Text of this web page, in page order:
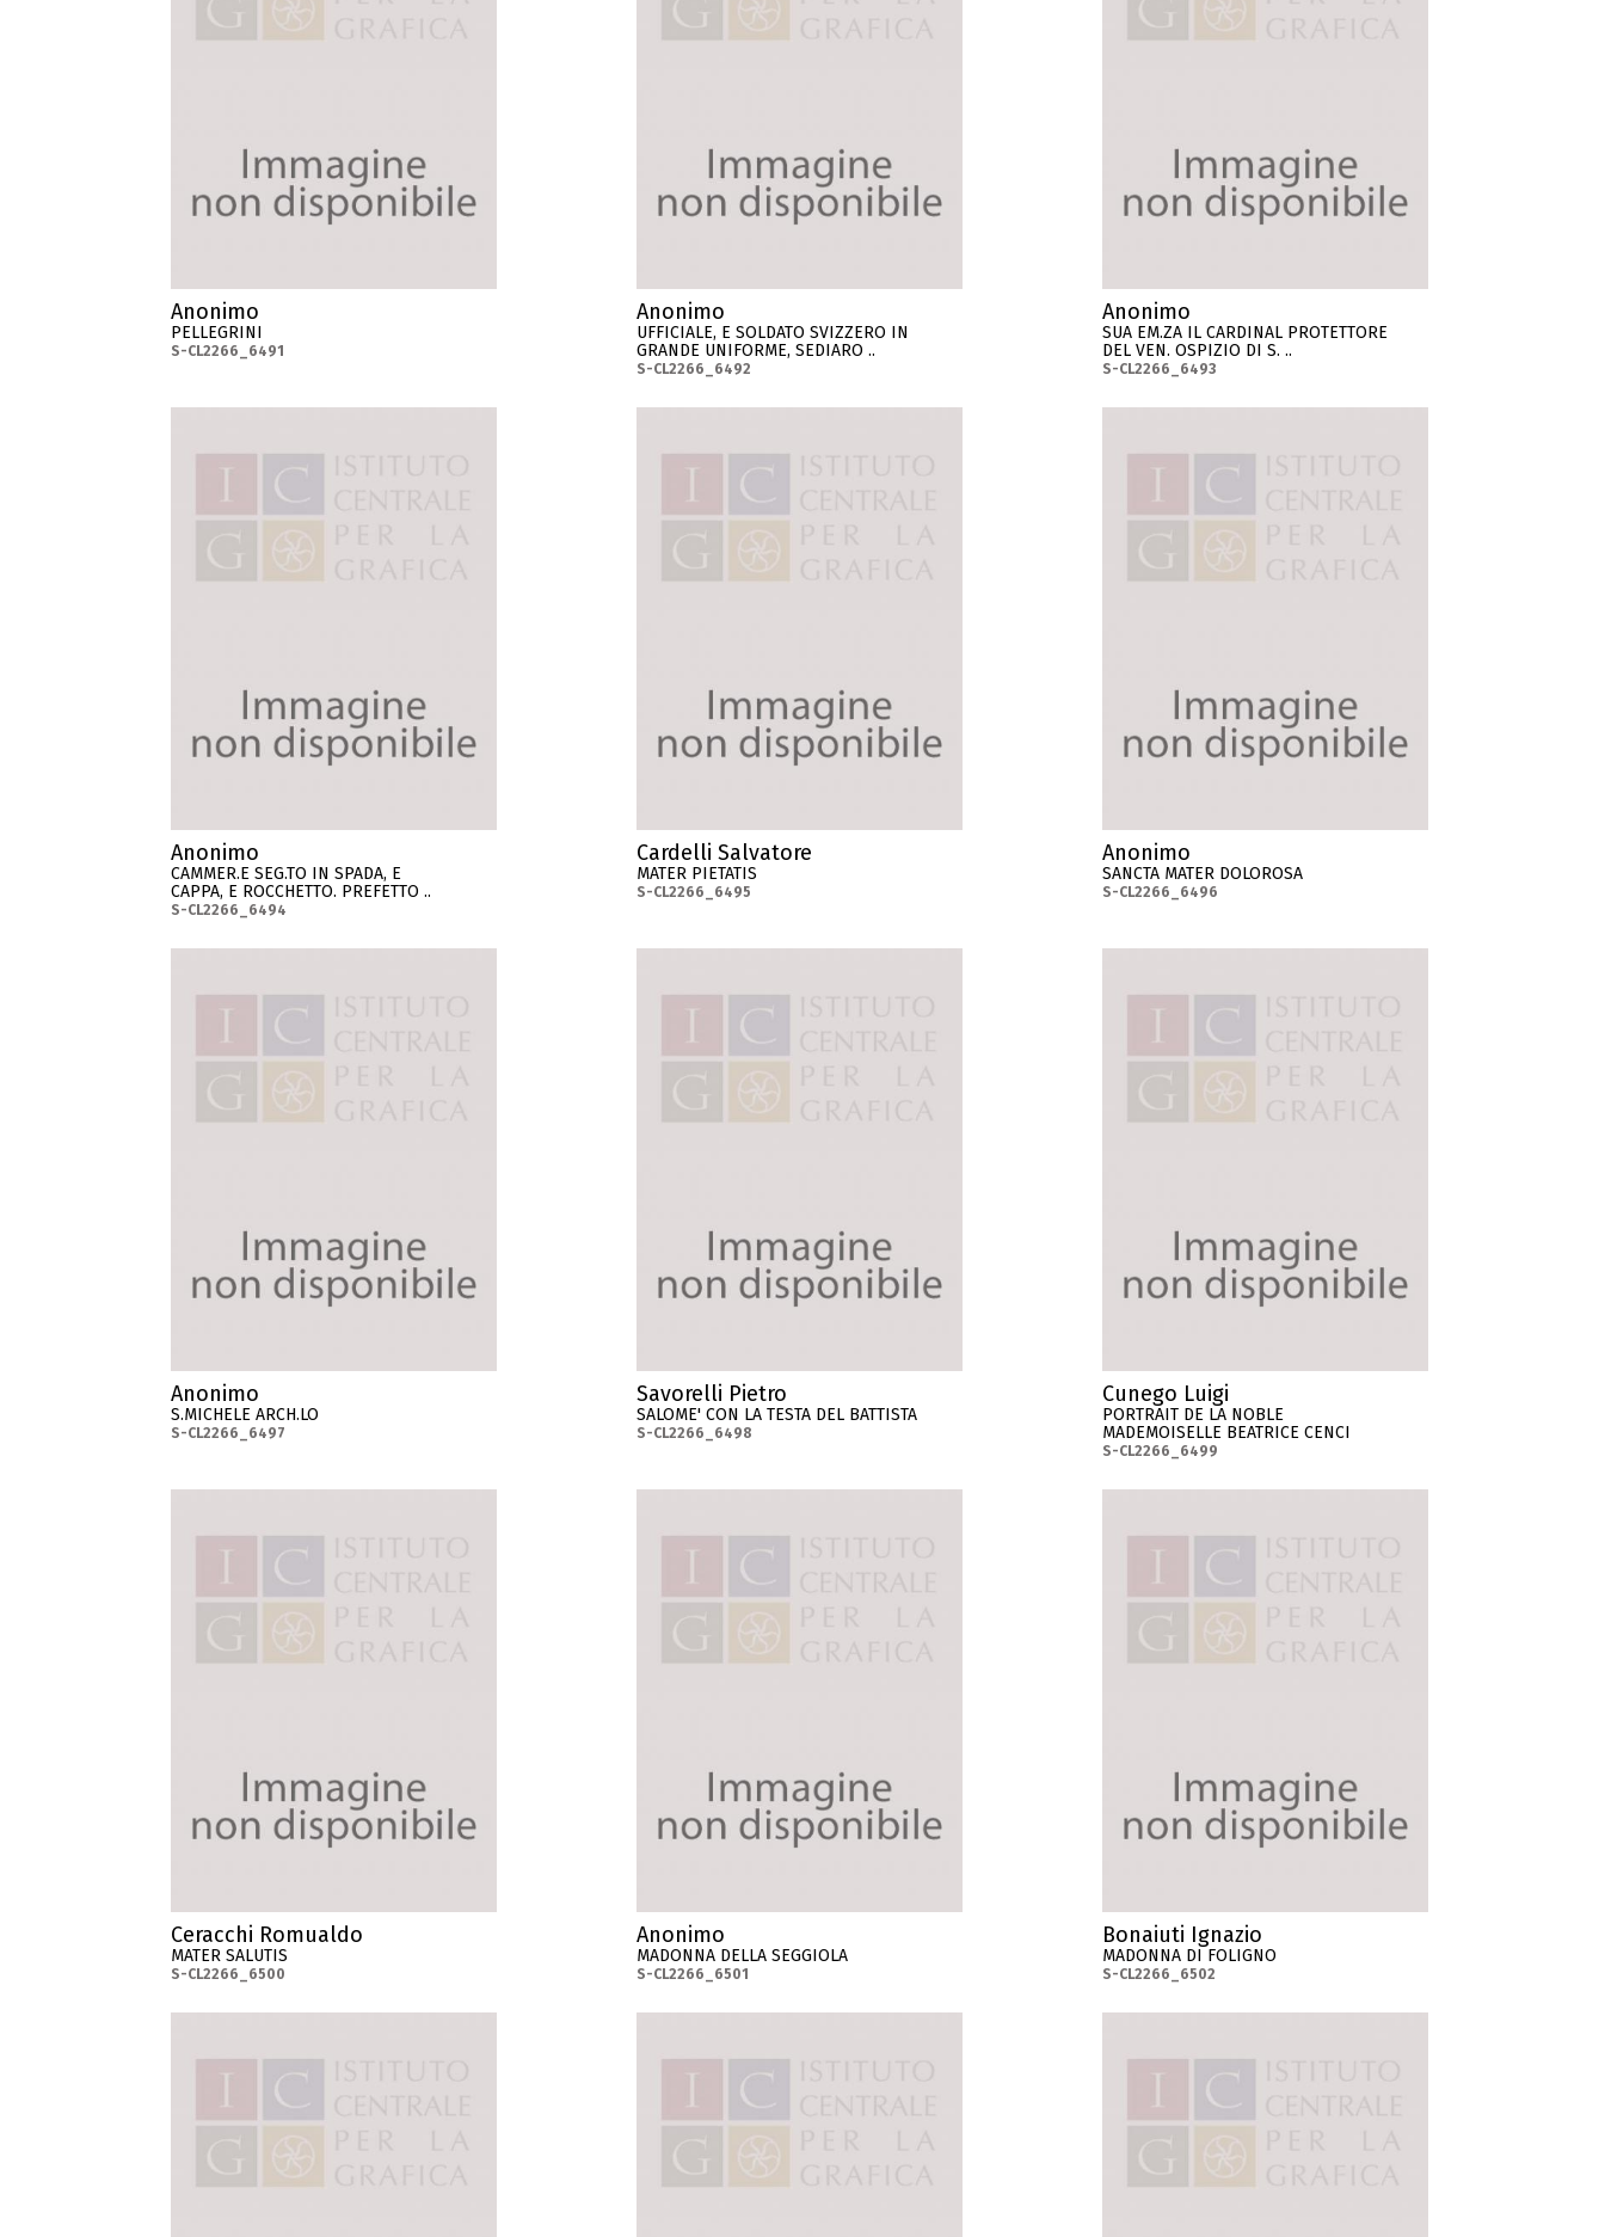
Anonimo
PELLEGRINI
S-CL2266_6491
Anonimo
UFFICIALE, E SOLDATO SVIZZERO IN
GRANDE UNIFORME, SEDIARO ..
S-CL2266_6492
Anonimo
SUA EM.ZA IL CARDINAL PROTETTORE
DEL VEN. OSPIZIO DI S. ..
S-CL2266_6493
Anonimo
CAMMER.E SEG.TO IN SPADA, E
CAPPA, E ROCCHETTO. PREFETTO ..
S-CL2266_6494
Cardelli Salvatore
MATER PIETATIS
S-CL2266_6495
Anonimo
SANCTA MATER DOLOROSA
S-CL2266_6496
Anonimo
S.MICHELE ARCH.LO
S-CL2266_6497
Savorelli Pietro
SALOME' CON LA TESTA DEL BATTISTA
S-CL2266_6498
Cunego Luigi
PORTRAIT DE LA NOBLE
MADEMOISELLE BEATRICE CENCI
S-CL2266_6499
Ceracchi Romualdo
MATER SALUTIS
S-CL2266_6500
Anonimo
MADONNA DELLA SEGGIOLA
S-CL2266_6501
Bonaiuti Ignazio
MADONNA DI FOLIGNO
S-CL2266_6502